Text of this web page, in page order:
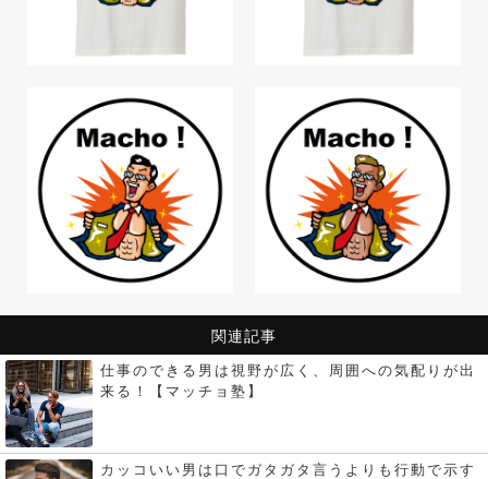
関連記事
仕事のできる男は視野が広く、周囲への気配りが出
来る！【マッチョ塾】
カッコいい男は口でガタガタ言うよりも行動で示す